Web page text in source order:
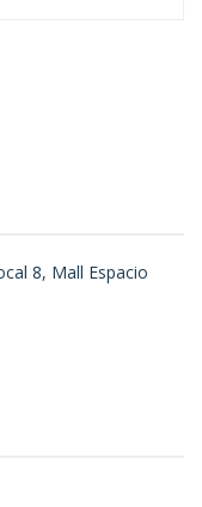
8, Mall Espacio